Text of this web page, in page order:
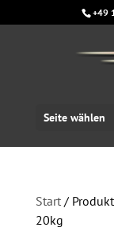
+49
Seite wählen
Start/
20kg